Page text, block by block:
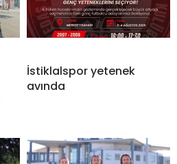
İstiklalspor yetenek
avında